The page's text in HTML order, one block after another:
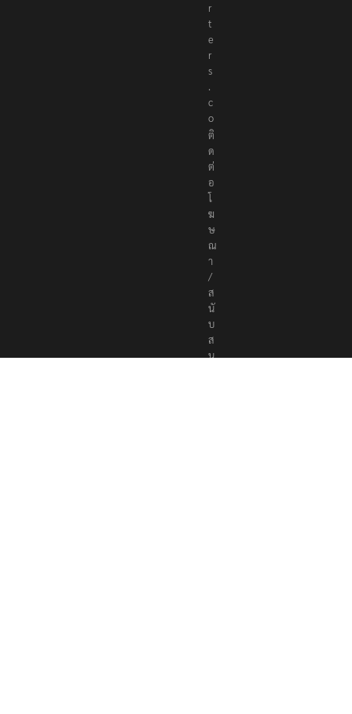
r
t
e
r
s
.
c
o
ติ
ด
ต่
อ
โ
ฆ
ษ
ณ
า
/
ส
นั
บ
ส
นุ